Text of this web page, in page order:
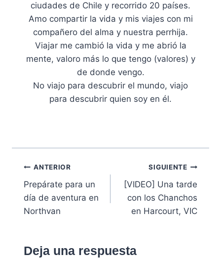
ciudades de Chile y recorrido 20 países.
Amo compartir la vida y mis viajes con mi
compañero del alma y nuestra perrhija.
Viajar me cambió la vida y me abrió la
mente, valoro más lo que tengo (valores) y
de donde vengo.
No viajo para descubrir el mundo, viajo
para descubrir quien soy en él.
Navegación
de
entradas
ANTERIOR
Prepárate para un
día de aventura en
Northvan
SIGUIENTE
[VIDEO] Una tarde
con los Chanchos
en Harcourt, VIC
Deja una respuesta